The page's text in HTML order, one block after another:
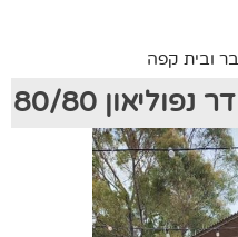
ובית קפה
80/80